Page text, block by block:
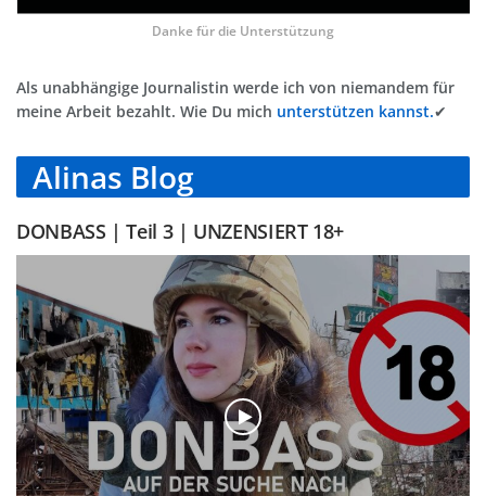
Danke für die Unterstützung
Als unabhängige Journalistin werde ich von niemandem für
meine Arbeit bezahlt. Wie Du mich unterstützen kannst.✔
Alinas Blog
DONBASS | Teil 3 | UNZENSIERT 18+